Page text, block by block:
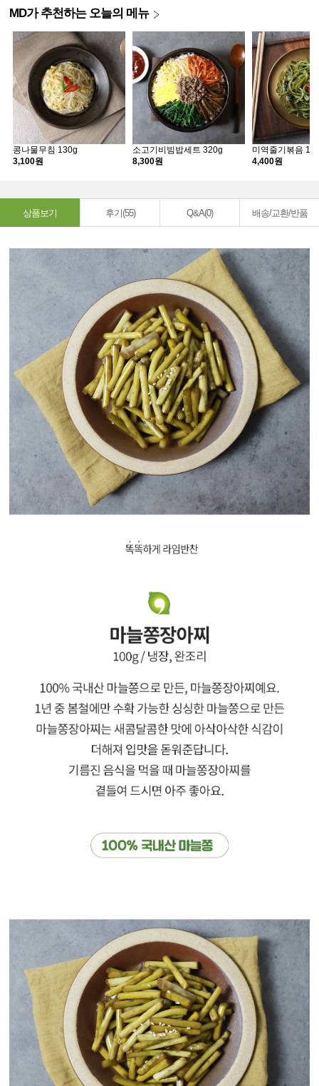
MD가 추천하는 오늘의 메뉴
콩나물무침 130g
3,100원
소고기비빔밥세트 320g
8,300원
미역줄기볶음
4,400원
상품보기 후기(55) Q&A(0) 배송/교환/반품